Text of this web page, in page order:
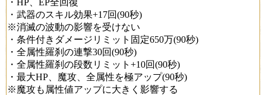
・武器のスキル効果+17回(90秒)
※消滅の波動の影響を受けない
・条件付きダメージリミット固定650万(90秒)
・全属性羅刹の連撃30回(90秒)
・全属性羅刹の段数リミット+10回(90秒)
・最大HP、魔攻、全属性を極アップ(90秒)
※魔攻も属性値アップに大きく影響する